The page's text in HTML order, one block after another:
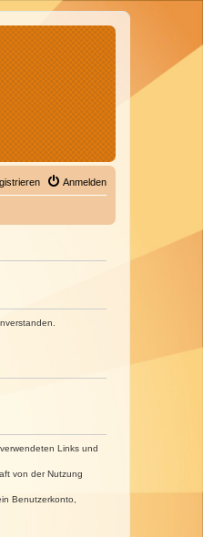
Anmelden
Links und
von der Nutzung
Benutzerkonto,